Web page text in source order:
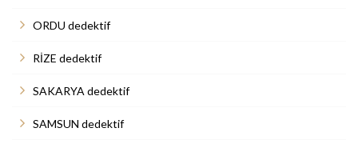
ORDU dedektif
RİZE dedektif
SAKARYA dedektif
SAMSUN dedektif